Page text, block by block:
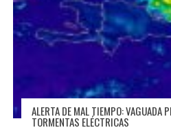
ALERTA DE MAL TIEMPO: VAGUADA
TORMENTAS ELÉCTRICAS